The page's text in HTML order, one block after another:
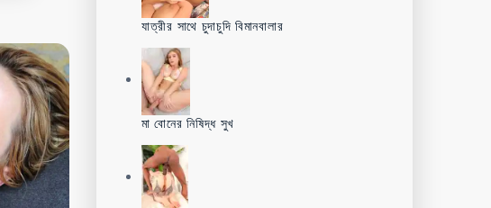
যাত্রীর সাথে চুদাচুদি বিমানবালার
মা বোনের নিষিদ্ধ সুখ